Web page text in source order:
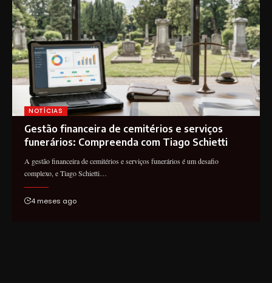
NOTÍCIAS
Gestão financeira de cemitérios e serviços
funerários: Compreenda com Tiago Schietti
A gestão financeira de cemitérios e serviços funerários é um desafio
complexo, e Tiago Schietti…
4 meses ago